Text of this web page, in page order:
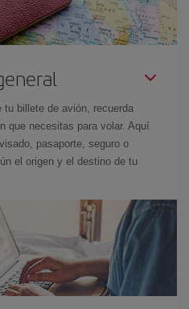
tu billete de avión, recuerda
que necesitas para volar. Aquí
pasaporte, seguro o
el origen y el destino de tu